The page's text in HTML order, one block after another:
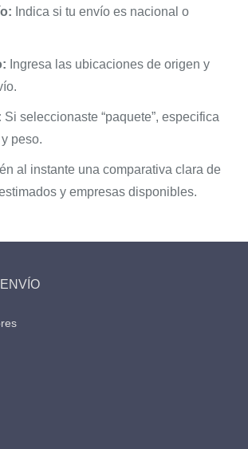
Indica si tu envío es nacional o
Ingresa las ubicaciones de origen y
Si seleccionaste “paquete”, especifica
peso.
al instante una comparativa clara de
y empresas disponibles.